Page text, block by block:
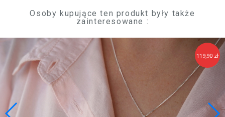
Osoby kupujące ten produkt były także
zainteresowane :
119,90 zł